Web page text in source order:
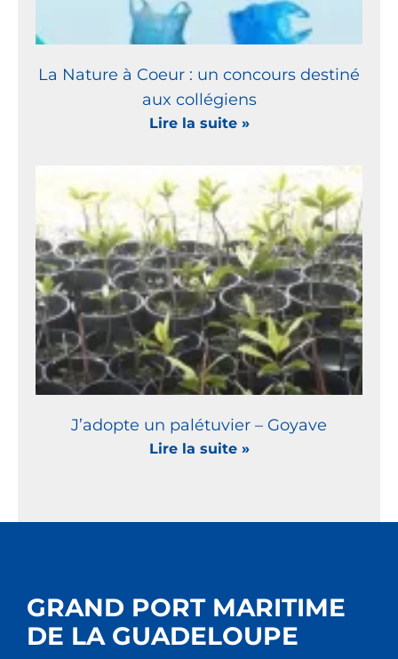
La Nature à Coeur : un concours destiné
aux collégiens
Lire la suite »
J’adopte un palétuvier – Goyave
Lire la suite »
GRAND PORT MARITIME
DE LA GUADELOUPE